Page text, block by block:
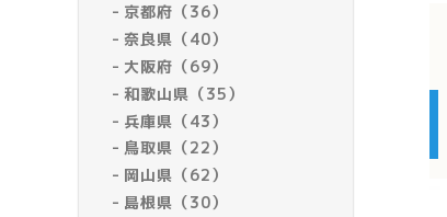
京都府（36）
奈良県（40）
大阪府（69）
和歌山県（35）
兵庫県（43）
鳥取県（22）
岡山県（62）
島根県（30）